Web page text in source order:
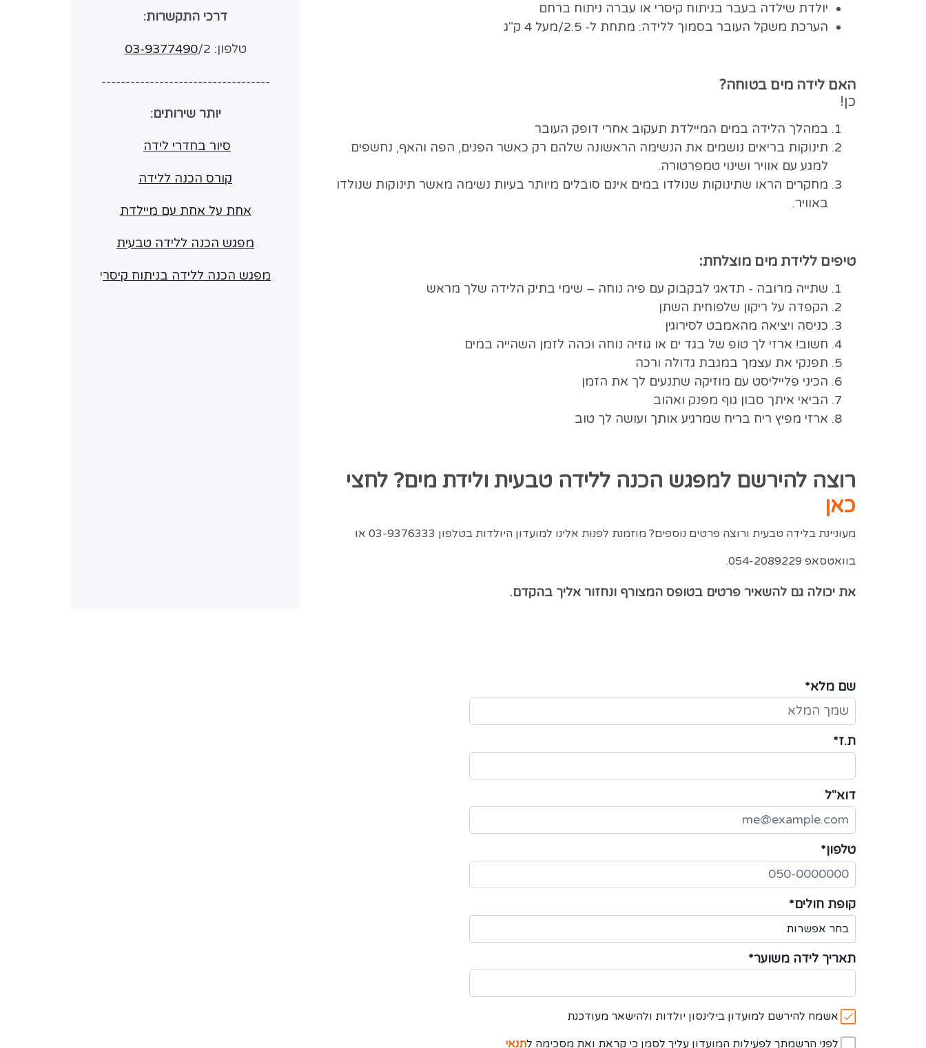
יולדת שילדה בעבר בניתוח קיסרי או עברה ניתוח ברחם
הערכת משקל העובר בסמוך ללידה: מתחת ל- 2.5/מעל 4 ק"ג
האם לידה מים בטוחה?
כן!
במהלך הלידה במים המיילדת תעקוב אחרי דופק העובר
תינוקות בריאים נושמים את הנשימה הראשונה שלהם רק כאשר הפנים, הפה והאף, נחשפים
למגע עם אוויר ושינוי טמפרטורה.
מחקרים הראו שתינוקות שנולדו במים אינם סובלים מיותר בעיות נשימה מאשר תינוקות שנולדו
באוויר.
טיפים ללידת מים מוצלחת:
שתייה מרובה - תדאגי לבקבוק עם פיה נוחה – שימי בתיק הלידה שלך מראש
הקפדה על ריקון שלפוחית השתן
כניסה ויציאה מהאמבט לסירוגין
חשוב! ארזי לך טופ של בגד ים או גוזיה נוחה וכהה לזמן השהייה במים
תפנקי את עצמך במגבת גדולה ורכה
הכיני פלייליסט עם מוזיקה שתנעים לך את הזמן
הביאי איתך סבון גוף מפנק ואהוב
ארזי מפיץ ריח בריח שמרגיע אותך ועושה לך טוב
רוצה להירשם למפגש הכנה ללידה טבעית ולידת מים? לחצי
כאן
מעוניינת בלידה טבעית ורוצה פרטים נוספים? מוזמנת לפנות אלינו למועדון היולדות בטלפון 03-9376333 או
בוואטסאפ 054-2089229.
את יכולה גם להשאיר פרטים בטופס המצורף ונחזור אליך בהקדם.
דרכי התקשרות:
טלפון: 03-9377490/2
-----------------------------------
יותר שירותים:
סיור בחדרי לידה
קורס הכנה ללידה
אחת על אחת עם מיילדת
מפגש הכנה ללידה טבעית
מפגש הכנה ללידה בניתוח קיסרי
שם מלא*
ת.ז*
דוא"ל
טלפון*
קופת חולים*
תאריך לידה משוער*
אשמח להירשם למועדון בילינסון יולדות ולהישאר מעודכנת
לפני הרשמתך לפעילות המועדון עליך לסמן כי קראת ואת מסכימה לתנאי